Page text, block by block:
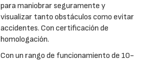
para maniobrar seguramente y
visualizar tanto obstáculos como evitar
accidentes. Con certificación de
homologación.
Con un rango de funcionamiento de 10-